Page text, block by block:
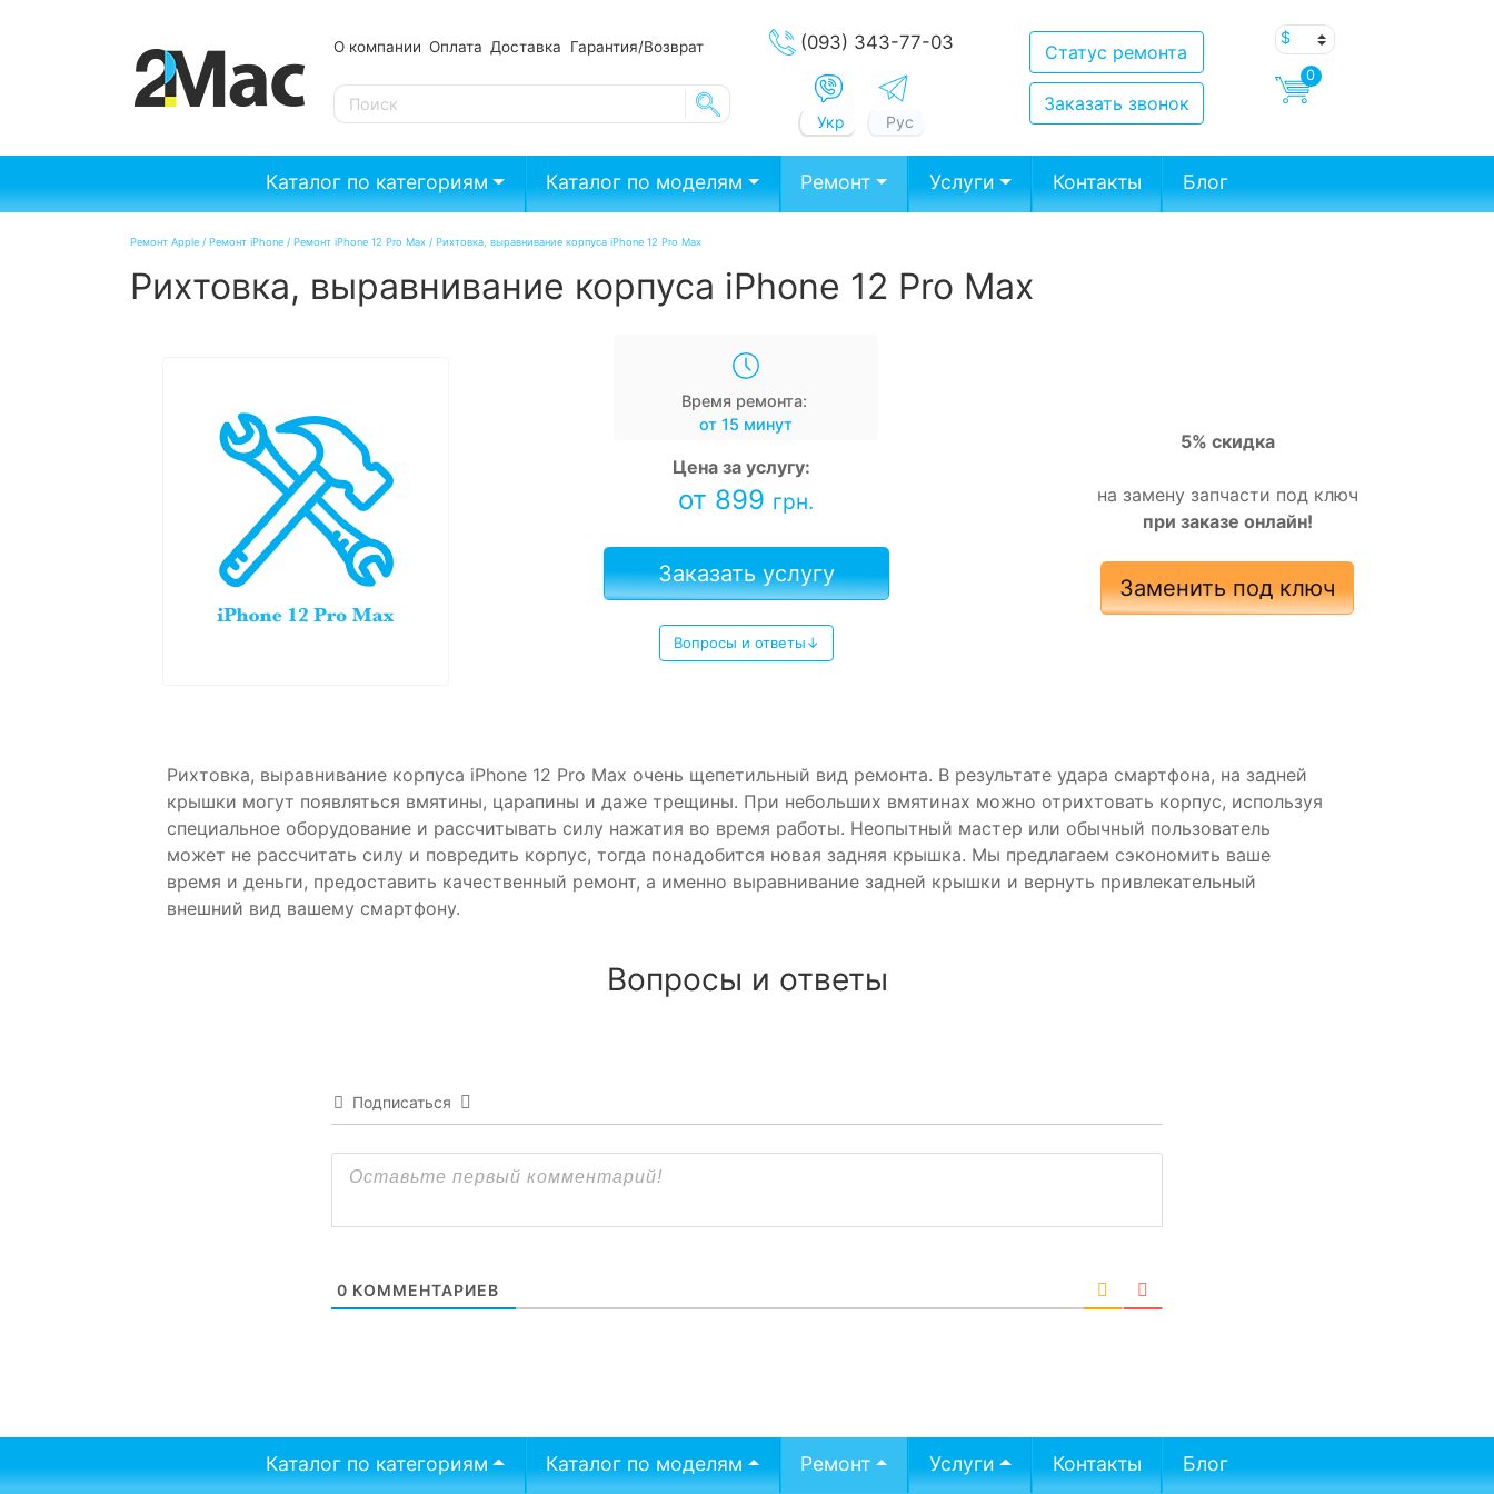
О компании Оплата Доставка Гарантия/Возврат
SE
(093) 343-77-03
Укр Рус
Статус ремонта
Заказать звонок
0
Каталог по категориям Каталог по моделям Ремонт Услуги Контакты Блог
Ремонт Apple / Ремонт iPhone / Ремонт iPhone 12 Pro Max / Рихтовка, выравнивание корпуса iPhone 12 Pro Max
Рихтовка, выравнивание корпуса iPhone 12 Pro Max
Время ремонта:
от 15 минут
Цена за услугу:
от 899 грн.
Заказать услугу
Вопросы и ответы↓
5% скидка
на замену запчасти под ключ
при заказе онлайн!
Заменить под ключ
Рихтовка, выравнивание корпуса iPhone 12 Pro Max очень щепетильный вид ремонта. В результате удара смартфона, на задней
крышки могут появляться вмятины, царапины и даже трещины. При небольших вмятинах можно отрихтовать корпус, используя
специальное оборудование и рассчитывать силу нажатия во время работы. Неопытный мастер или обычный пользователь
может не рассчитать силу и повредить корпус, тогда понадобится новая задняя крышка. Мы предлагаем сэкономить ваше
время и деньги, предоставить качественный ремонт, а именно выравнивание задней крышки и вернуть привлекательный
внешний вид вашему смартфону.
Вопросы и ответы
Подписаться
0 КОММЕНТАРИЕВ
Каталог по категориям Каталог по моделям Ремонт Услуги Контакты Блог